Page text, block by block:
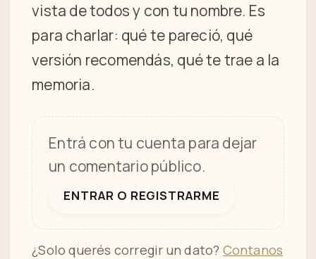
vista de todos y con tu nombre. Es
para charlar: qué te pareció, qué
versión recomendás, qué te trae a la
memoria.
Entrá con tu cuenta para dejar
un comentario público.
ENTRAR O REGISTRARME
¿Solo querés corregir un dato? Contanos